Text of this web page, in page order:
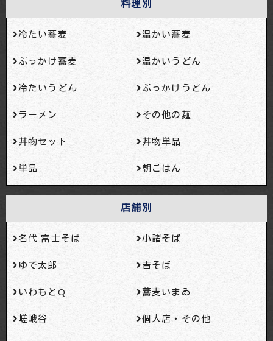
料理別
冷たい蕎麦 温かい蕎麦
ぶっかけ蕎麦 温かいうどん
冷たいうどん ぶっかけうどん
ラーメン その他の麺
丼物セット 丼物単品
単品 朝ごはん
店舗別
名代 富士そば 小諸そば
ゆで太郎 吉そば
いわもとQ 蕎麦いまゐ
嵯峨谷 個人店・その他